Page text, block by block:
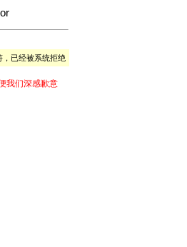
已经被系统拒绝
我们深感歉意